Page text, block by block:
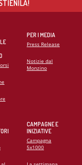
PER I MEDIA
Press Release
Notizie dal
Monzino
CAMPAGNE E
INIZIATIVE
Campagna
5x1000